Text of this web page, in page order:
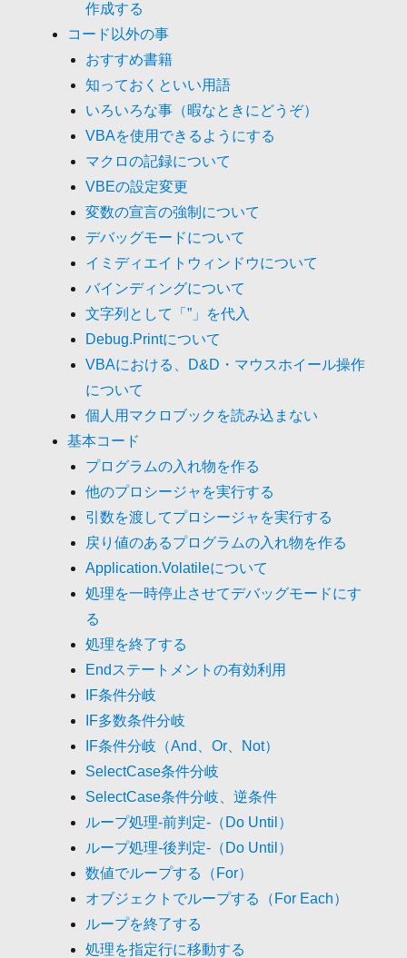
作成する
コード以外の事
おすすめ書籍
知っておくといい用語
いろいろな事（暇なときにどうぞ）
VBAを使用できるようにする
マクロの記録について
VBEの設定変更
変数の宣言の強制について
デバッグモードについて
イミディエイトウィンドウについて
バインディングについて
文字列として「”」を代入
Debug.Printについて
VBAにおける、D&D・マウスホイール操作
について
個人用マクロブックを読み込まない
基本コード
プログラムの入れ物を作る
他のプロシージャを実行する
引数を渡してプロシージャを実行する
戻り値のあるプログラムの入れ物を作る
Application.Volatileについて
処理を一時停止させてデバッグモードにす
る
処理を終了する
Endステートメントの有効利用
IF条件分岐
IF多数条件分岐
IF条件分岐（And、Or、Not）
SelectCase条件分岐
SelectCase条件分岐、逆条件
ループ処理-前判定-（Do Until）
ループ処理-後判定-（Do Until）
数値でループする（For）
オブジェクトでループする（For Each）
ループを終了する
処理を指定行に移動する